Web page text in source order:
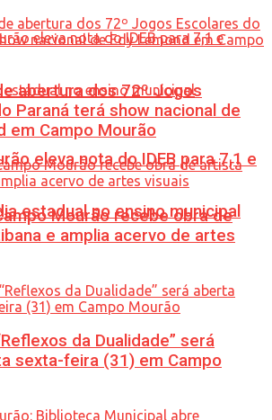
eleva nota do IDEB para 7,1 e
estadual no ensino municipal
abertura dos 72º Jogos
Paraná terá show nacional de
em Campo Mourão
Mourão recebe obra de
e amplia acervo de artes
da Dualidade” será
sexta-feira (31) em Campo